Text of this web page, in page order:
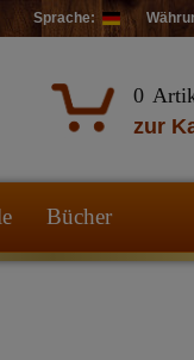
Sprache:
0
zur
Bücher